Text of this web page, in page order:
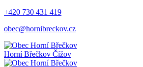
+420 730 431 419
obec@hornibreckov.cz
Horní Břečkov Čížov